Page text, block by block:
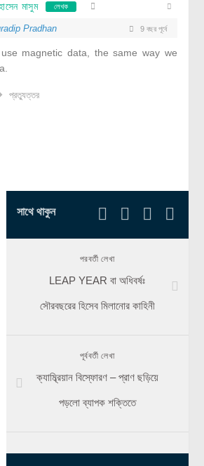
মাসুম লেখক
Pradhan 9 বছর পূর্বে
magnetic data, the same way we
প্রত্যুত্তর
সাথে থাকুন
পরবর্তী লেখা
LEAP YEAR বা অধিবর্ষঃ
সৌরবছরের হিসেব মিলানোর কাহিনী
পূর্ববর্তী লেখা
ক্যাম্ব্রিয়ান বিস্ফোরণ – প্রাণ ছড়িয়ে
পড়লো ব্যাপক শক্তিতে